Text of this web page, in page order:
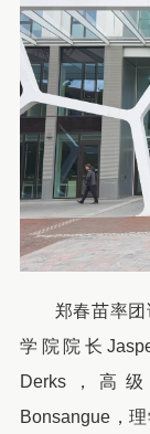
郑春苗率
学院院长
Derks，高
Bonsangue，